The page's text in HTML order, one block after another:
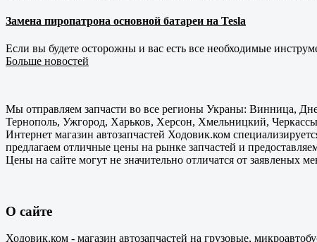
Замена пиропатрона основной батареи на Tesla
Если вы будете осторожны и вас есть все необходимые
Больше новостей
Мы отправляем запчасти во все регионы Украны: Винница,
Тернополь, Ужгород, Харьков, Херсон, Хмельницкий,
Интернет магазин автозапчастей Ходовик.ком
предлагаем отличные цены на рынке запчастей и
Цены на сайте могут не значительно отличатся от заявленых
О сайте
Ходовик.ком - магазин автозапчастей на грузовые,